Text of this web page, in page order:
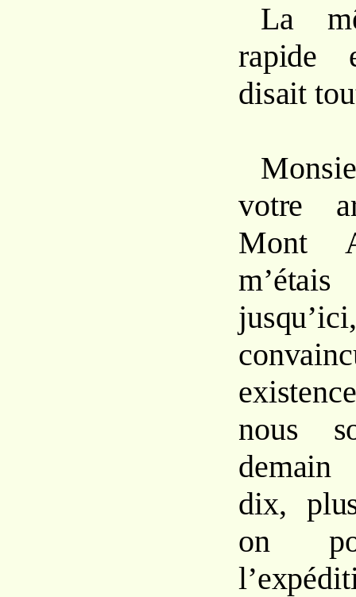
La
rapide
disait
votre
Mont
nous
dix,
on